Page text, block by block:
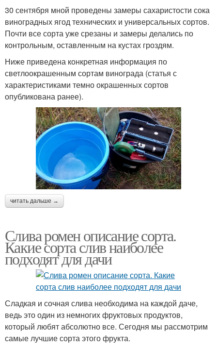
30 сентября мной проведены замеры сахаристости сока
виноградных ягод технических и универсальных сортов.
Почти все сорта уже срезаны и замеры делались по
контрольным, оставленным на кустах гроздям.
Ниже приведена конкретная информация по
светлоокрашенным сортам винограда (статья с
характеристиками темно окрашенных сортов
опубликована ранее).
читать дальше →
Слива ромен описание сорта.
Какие сорта слив наиболее
подходят для дачи
Сладкая и сочная слива необходима на каждой даче,
ведь это один из немногих фруктовых продуктов,
который любят абсолютно все. Сегодня мы рассмотрим
самые лучшие сорта этого фрукта.